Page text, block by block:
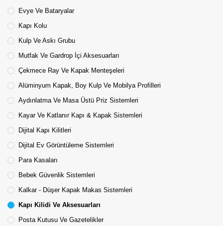
Evye Ve Bataryalar
Kapı Kolu
Kulp Ve Askı Grubu
Mutfak Ve Gardrop İçi Aksesuarları
Çekmece Ray Ve Kapak Menteşeleri
Alüminyum Kapak, Boy Kulp Ve Mobilya Profilleri
Aydınlatma Ve Masa Üstü Priz Sistemleri
Kayar Ve Katlanır Kapı & Kapak Sistemleri
Dijital Kapı Kilitleri
Dijital Ev Görüntüleme Sistemleri
Para Kasaları
Bebek Güvenlik Sistemleri
Kalkar - Düşer Kapak Makas Sistemleri
Kapı Kilidi Ve Aksesuarları
Posta Kutusu Ve Gazetelikler